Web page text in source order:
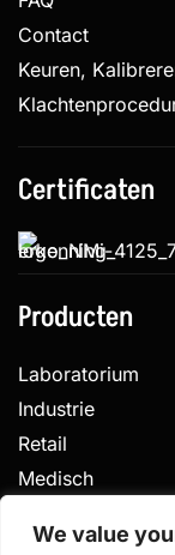
We value
Contact
Keuren,
Certificaten
Producten
Laboratorium
Industrie
Retail
Medisch